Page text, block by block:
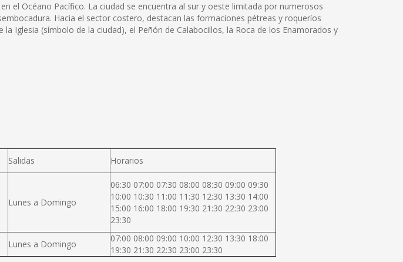
el Océano Pacífico. La ciudad se encuentra al sur y oeste limitada por numerosos
Hacia el sector costero, destacan las formaciones pétreas y roqueríos
Iglesia (símbolo de la ciudad), el Peñón de Calabocillos, la Roca de los Enamorados y
Salidas Horarios
Lunes a Domingo
06:30 07:00 07:30 08:00 08:30 09:00 09:30
10:00 10:30 11:00 11:30 12:30 13:30 14:00
15:00 16:00 18:00 19:30 21:30 22:30 23:00
23:30
Lunes a Domingo
07:00 08:00 09:00 10:00 12:30 13:30 18:00
19:30 21:30 22:30 23:00 23:30